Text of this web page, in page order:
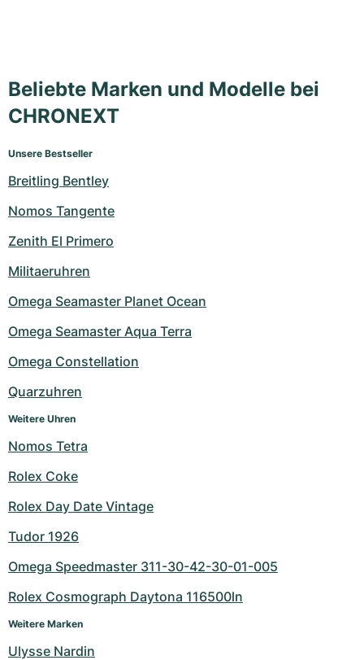
Beliebte Marken und Modelle bei
CHRONEXT
Unsere Bestseller
Breitling Bentley
Nomos Tangente
Zenith El Primero
Militaeruhren
Omega Seamaster Planet Ocean
Omega Seamaster Aqua Terra
Omega Constellation
Quarzuhren
Weitere Uhren
Nomos Tetra
Rolex Coke
Rolex Day Date Vintage
Tudor 1926
Omega Speedmaster 311-30-42-30-01-005
Rolex Cosmograph Daytona 116500ln
Weitere Marken
Ulysse Nardin